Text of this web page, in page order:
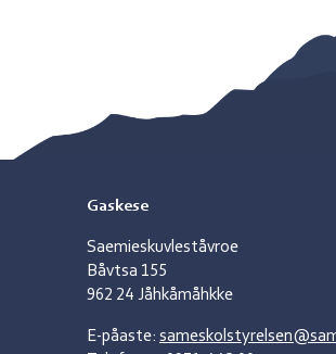
Gaskese
Saemieskuvleståvroe
Båvtsa 155
962 24 Jåhkåmåhkke
E-påaste: